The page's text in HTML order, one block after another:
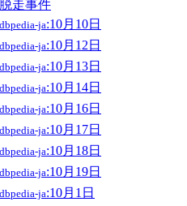
脱走事件
dbpedia-ja:10月10日
dbpedia-ja:10月12日
dbpedia-ja:10月13日
dbpedia-ja:10月14日
dbpedia-ja:10月16日
dbpedia-ja:10月17日
dbpedia-ja:10月18日
dbpedia-ja:10月19日
dbpedia-ja:10月1日